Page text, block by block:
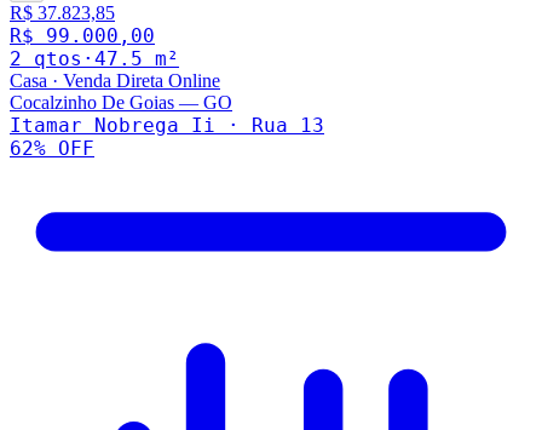
R$ 37.823,85
R$ 99.000,00
2 qtos · 47.5 m²
Casa · Venda Direta Online
Cocalzinho De Goias — GO
Itamar Nobrega Ii · Rua 13
62% OFF